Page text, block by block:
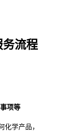
务流程
项等
化学产品，